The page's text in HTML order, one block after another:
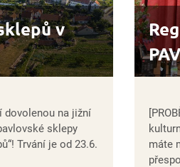
v
dovolenou na jižní
sklepy
Trvání je od 23.6.
máte